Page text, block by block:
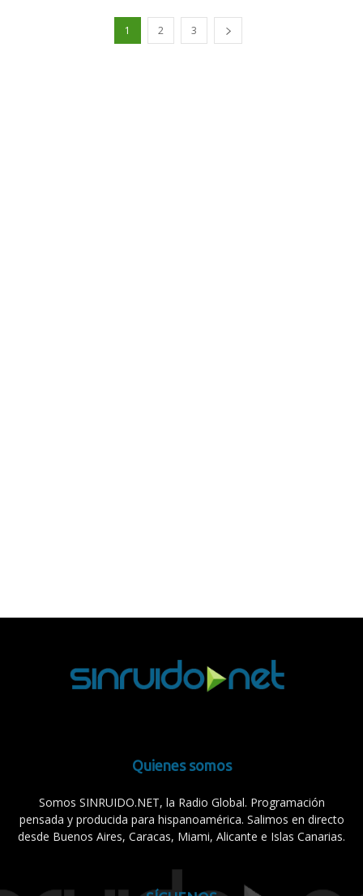
1 2 3
Quienes somos
Somos SINRUIDO.NET, la Radio Global. Programación
pensada y producida para hispanoamérica. Salimos en directo
desde Buenos Aires, Caracas, Miami, Alicante e Islas Canarias.